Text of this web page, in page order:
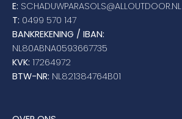
E: SCHADUWPARASOLS@ALLOUTDOOR.NL
T: 0499 570 147
BANKREKENING / IBAN:
NL80ABNA0593667735
KVK: 17264972
BTW-NR: NL821384764B01